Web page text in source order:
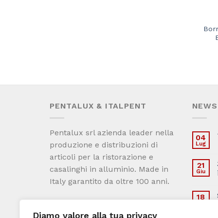
Diamo valore alla tua privacy
PENTALUX & ITALPENT
Pentalux srl azienda leader nella
produzione e distribuzioni di
articoli per la ristorazione e
casalinghi in alluminio. Made in
Italy garantito da oltre 100 anni.
NEWS
04
Lug
21
Giu
18